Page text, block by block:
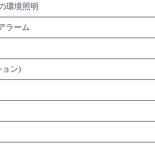
環境照明
ラーム
ョン)